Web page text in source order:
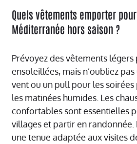
Quels vêtements emporter
Méditerranée hors saison ?
Prévoyez des vêtements
ensoleillées, mais n’oubliez
vent ou un pull pour les soirées
les matinées humides. Les
confortables sont essentielles
villages et partir en randonnée.
une tenue adaptée aux visites